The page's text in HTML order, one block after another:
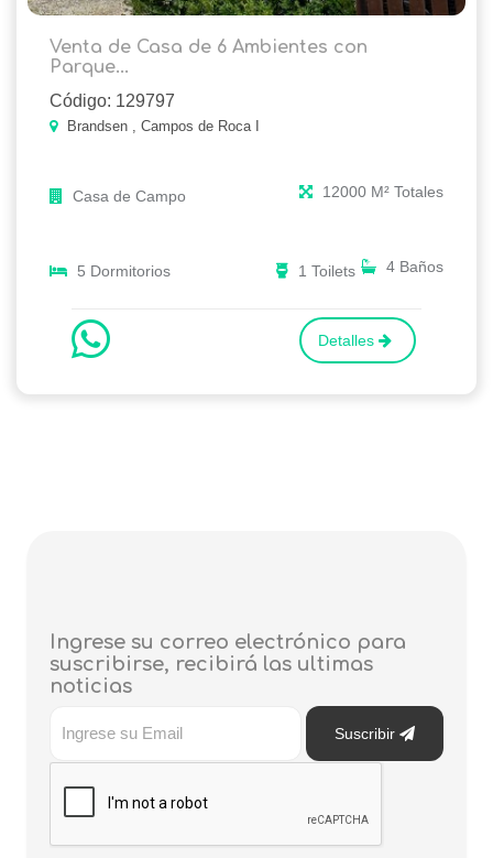
Venta de Casa de 6 Ambientes con
Parque...
Código: 129797
Brandsen , Campos de Roca I
Casa de Campo 12000 M² Totales
5 Dormitorios 4 Baños
1 Toilets
Detalles
Ingrese su correo electrónico para
suscribirse, recibirá las ultimas
noticias
Suscribir